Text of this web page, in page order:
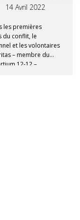
NOTRE MAISON
ONT ÉTÉ
PAR LES
BALLES. »
14 Avril 2022
les premières
du conflit, le
et les volontaires
– membre du
12-12 –